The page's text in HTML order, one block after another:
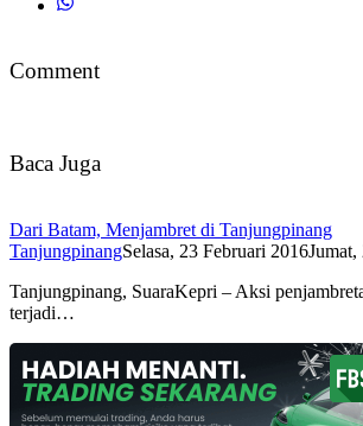
Comment
Baca Juga
Dari Batam, Menjambret di Tanjungpinang
TanjungpinangSelasa, 23 Februari 2016Jumat,
Tanjungpinang, SuaraKepri – Aksi
terjadi…